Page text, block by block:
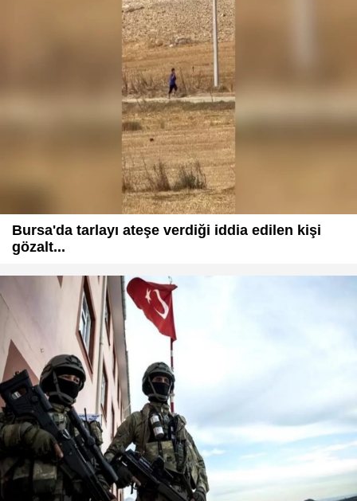
Bursa'da tarlayı ateşe verdiği iddia edilen kişi
gözalt...